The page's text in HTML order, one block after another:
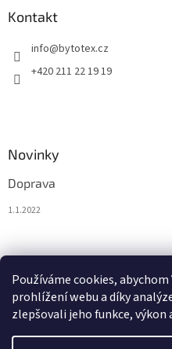
Používáme cookies,
prohlížení webu a díky
zlepšovali jeho funkce,
Kontakt
info@bytotex.cz
+420 211 22 19 19
Novinky
Doprava
1.1.2022
0